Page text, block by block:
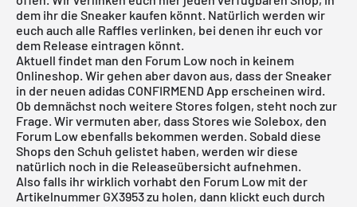
dem ihr die Sneaker kaufen könnt. Natürlich werden wir
euch auch alle Raffles verlinken, bei denen ihr euch vor
dem Release eintragen könnt.
Aktuell findet man den Forum Low noch in keinem
Onlineshop. Wir gehen aber davon aus, dass der Sneaker
in der neuen adidas CONFIRMEND App erscheinen wird.
Ob demnächst noch weitere Stores folgen, steht noch zur
Frage. Wir vermuten aber, dass Stores wie Solebox, den
Forum Low ebenfalls bekommen werden. Sobald diese
Shops den Schuh gelistet haben, werden wir diese
natürlich noch in die Releaseübersichtaufnehmen.
Also falls ihr wirklich vorhabt den Forum Low mit der
Artikelnummer GX3953 zu holen, dann klickt euch durch